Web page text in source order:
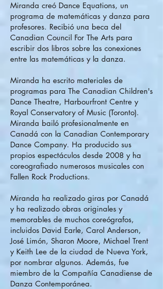
Miranda creó Dance Equations, un
programa de matemáticas y danza para
profesores. Recibió una beca del
Canadian Council For The Arts para
escribir dos libros sobre las conexiones
entre las matemáticas y la danza.
Miranda ha escrito materiales de
programas para The Canadian Children's
Dance Theatre, Harbourfront Centre y
Royal Conservatory of Music (Toronto).
Miranda bailó profesionalmente en
Canadá con la Canadian Contemporary
Dance Company. Ha producido sus
propios espectáculos desde 2008 y ha
coreografiado numerosos musicales con
Fallen Rock Productions.
Miranda ha realizado giras por Canadá
y ha realizado obras originales y
memorables de muchos coreógrafos,
incluidos David Earle, Carol Anderson,
José Limón, Sharon Moore, Michael Trent
y Keith Lee de la ciudad de Nueva York,
por nombrar algunos. Además, fue
miembro de la Compañía Canadiense de
Danza Contemporánea.